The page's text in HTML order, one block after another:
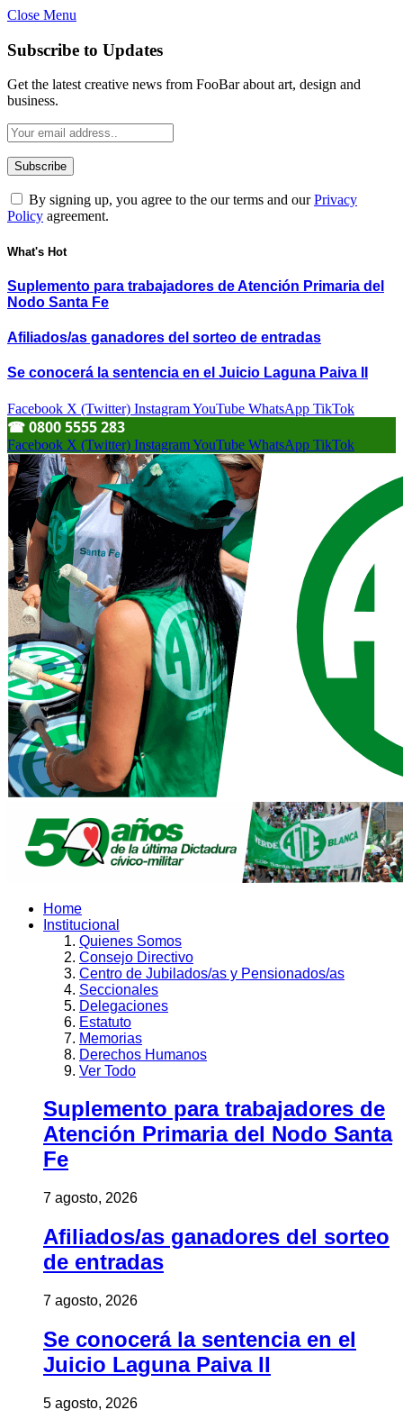
Close Menu
Subscribe to Updates
Get the latest creative news from FooBar about art, design and
business.
By signing up, you agree to the our terms and ourPrivacy
Policy agreement.
What's Hot
Suplemento para trabajadores de Atención Primaria del
Nodo Santa Fe
Afiliados/as ganadores del sorteo de entradas
Se conocerá la sentencia en el Juicio Laguna Paiva II
Facebook X (Twitter) InstagramYouTube WhatsApp TikTok
☎︎ 0800 5555 283
Facebook X (Twitter) InstagramYouTube WhatsApp TikTok
Home
Institucional
Quienes Somos
Consejo Directivo
Centro de Jubilados/as y Pensionados/as
Seccionales
Delegaciones
Estatuto
Memorias
Derechos Humanos
Ver Todo
Suplemento para trabajadores de
Atención Primaria del Nodo Santa
Fe
7 agosto, 2026
Afiliados/as ganadores del sorteo
de entradas
7 agosto, 2026
Se conocerá la sentencia en el
Juicio Laguna Paiva II
5 agosto, 2026